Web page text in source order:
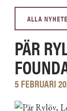
ALLA
PÄR
5 FEBRUARI